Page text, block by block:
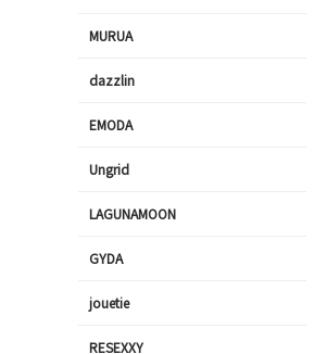
MURUA
dazzlin
EMODA
Ungrid
LAGUNAMOON
GYDA
jouetie
RESEXXY